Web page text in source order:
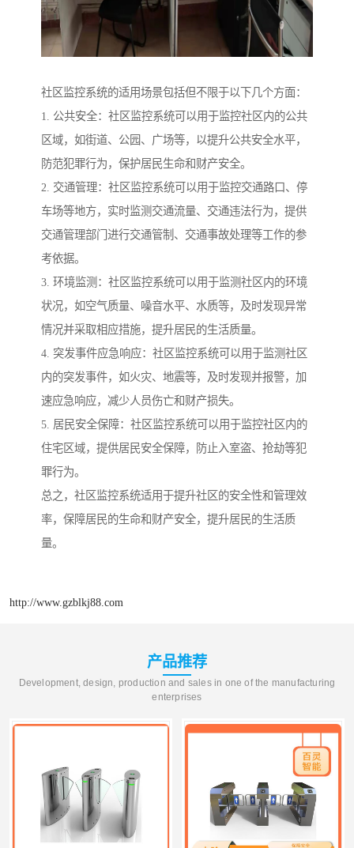
社区监控系统的适用场景包括但不限于以下几个方面：
1. 公共安全：社区监控系统可以用于监控社区内的公共
区域，如街道、公园、广场等，以提升公共安全水平，
防范犯罪行为，保护居民生命和财产安全。
2. 交通管理：社区监控系统可以用于监控交通路口、停
车场等地方，实时监测交通流量、交通违法行为，提供
交通管理部门进行交通管制、交通事故处理等工作的参
考依据。
3. 环境监测：社区监控系统可以用于监测社区内的环境
状况，如空气质量、噪音水平、水质等，及时发现异常
情况并采取相应措施，提升居民的生活质量。
4. 突发事件应急响应：社区监控系统可以用于监测社区
内的突发事件，如火灾、地震等，及时发现并报警，加
速应急响应，减少人员伤亡和财产损失。
5. 居民安全保障：社区监控系统可以用于监控社区内的
住宅区域，提供居民安全保障，防止入室盗、抢劫等犯
罪行为。
总之，社区监控系统适用于提升社区的安全性和管理效
率，保障居民的生命和财产安全，提升居民的生活质
量。
http://www.gzblkj88.com
产品推荐
Development, design, production and sales in one of the manufacturing
enterprises